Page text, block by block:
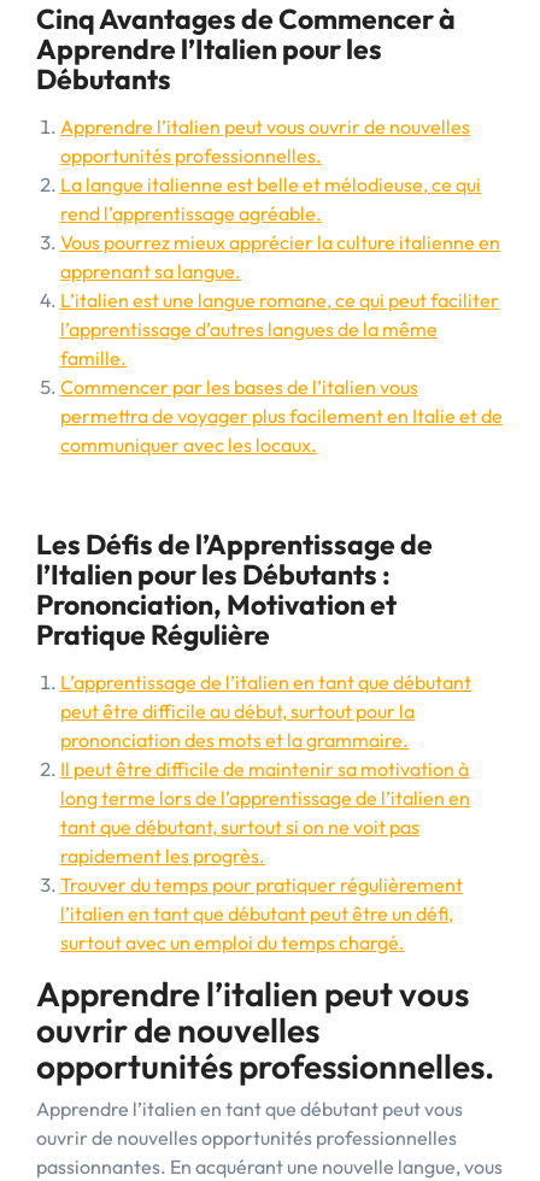
Cinq Avantages de Commencer à
Apprendre l’Italien pour les
Débutants
Apprendre l’italien peut vous ouvrir de nouvelles
opportunités professionnelles.
La langue italienne est belle et mélodieuse, ce qui
rend l’apprentissage agréable.
Vous pourrez mieux apprécier la culture italienne en
apprenant sa langue.
L’italien est une langue romane, ce qui peut faciliter
l’apprentissage d’autres langues de la même
famille.
Commencer par les bases de l’italien vous
permettra de voyager plus facilement en Italie et de
communiquer avec les locaux.
Les Défis de l’Apprentissage de
l’Italien pour les Débutants :
Prononciation, Motivation et
Pratique Régulière
L’apprentissage de l’italien en tant que débutant
peut être difficile au début, surtout pour la
prononciation des mots et la grammaire.
Il peut être difficile de maintenir sa motivation à
long terme lors de l’apprentissage de l’italien en
tant que débutant, surtout si on ne voit pas
rapidement les progrès.
Trouver du temps pour pratiquer régulièrement
l’italien en tant que débutant peut être un défi,
surtout avec un emploi du temps chargé.
Apprendre l’italien peut vous
ouvrir de nouvelles
opportunités professionnelles.
Apprendre l’italien en tant que débutant peut vous
ouvrir de nouvelles opportunités professionnelles
passionnantes. En acquérant une nouvelle langue, vous